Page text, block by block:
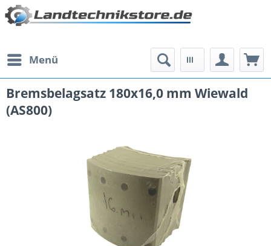
Menü
Bremsbelagsatz 180x16,0 mm Wiewald
(AS800)